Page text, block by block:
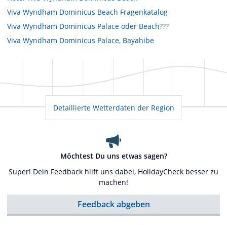
Viva Wyndham Dominicus Beach Fragenkatalog
Viva Wyndham Dominicus Palace oder Beach???
Viva Wyndham Dominicus Palace, Bayahibe
Detaillierte Wetterdaten der Region
Möchtest Du uns etwas sagen?
Super! Dein Feedback hilft uns dabei, HolidayCheck besser zu
machen!
Feedback abgeben